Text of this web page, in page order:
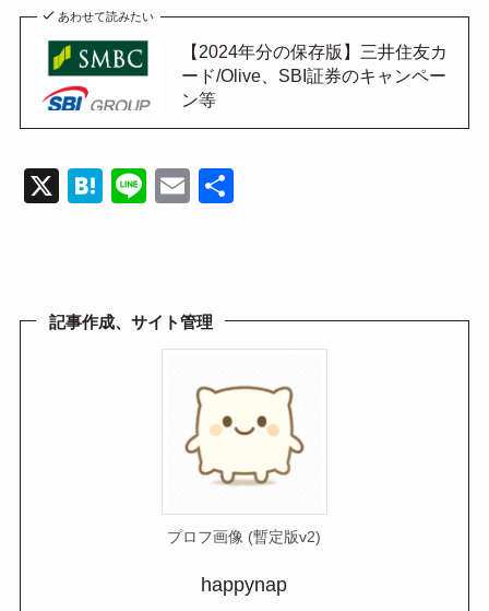
あわせて読みたい
【2024年分の保存版】三井住友カ
ード/Olive、SBI証券のキャンペー
ン等
X
H
a
Li
E
記事作成、サイト管理
プロフ画像 (暫定版v2)
happynap